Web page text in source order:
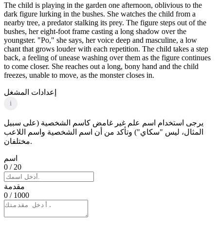
The child is playing in the garden one afternoon, oblivious to the
dark figure lurking in the bushes. She watches the child from a
nearby tree, a predator stalking its prey. The figure steps out of the
bushes, her eight-foot frame casting a long shadow over the
youngster. "Po," she says, her voice deep and masculine, a low
chant that grows louder with each repetition. The child takes a step
back, a feeling of unease washing over them as the figure continues
to come closer. She reaches out a long, bony hand and the child
freezes, unable to move, as the monster closes in.
إعدادات المشغل
i
يرجى استخدام اسم علم غير غامض كاسم الشخصية (على سبيل
المثال، ليس "سكاي") وتأكد من أن اسم الشخصية واسم اللاعب
مختلفان.
اسم
0 / 20
مقدمة
0 / 1000